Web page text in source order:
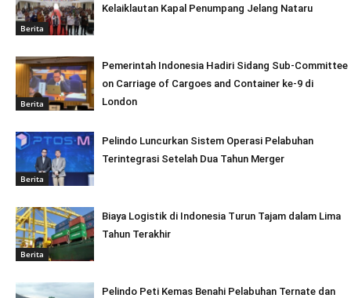
Berita
Kelaiklautan Kapal Penumpang Jelang Nataru
Berita
Pemerintah Indonesia Hadiri Sidang Sub-Committee
on Carriage of Cargoes and Container ke-9 di
London
Berita
Pelindo Luncurkan Sistem Operasi Pelabuhan
Terintegrasi Setelah Dua Tahun Merger
Berita
Biaya Logistik di Indonesia Turun Tajam dalam Lima
Tahun Terakhir
Pelindo Peti Kemas Benahi Pelabuhan Ternate dan